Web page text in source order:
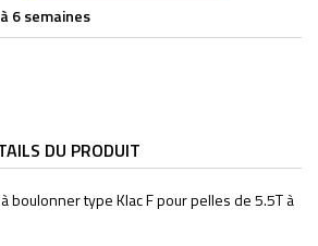
6 semaines
DU PRODUIT
boulonner type Klac F pour pelles de 5.5T à